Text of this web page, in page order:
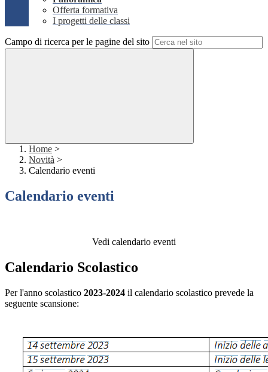
Offerta formativa
I progetti delle classi
Campo di ricerca per le pagine del sito
Home >
Novità >
Calendario eventi
Calendario eventi
Vedi calendario eventi
Calendario Scolastico
Per l'anno scolastico 2023-2024 il calendario scolastico prevede la
seguente scansione: